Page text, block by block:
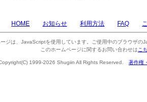
HOME お知らせ 利用方法 FAQ
ージは、JavaScriptを使用しています。ご使用中のブラウザの
このホームページに関するお問い合わせは こ
1999-2026 Shugiin All Rights Reserved. 著作権